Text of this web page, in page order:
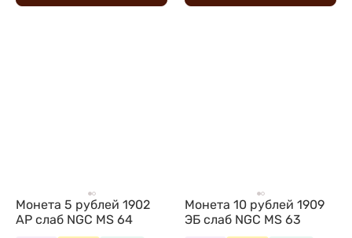
Монета 5 рублей 1902
АР слаб NGC MS 64
Монета 10 рублей 1909
ЭБ слаб NGC MS 63